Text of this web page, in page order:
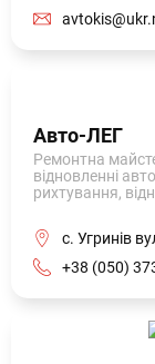
Авто-ЛЕГ
Ремонтна
відновленні
рихтування,
с. Угринів
+38 (050)